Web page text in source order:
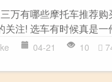
万有哪些摩托车推荐
关注! 选车有时候真是
04-21 10